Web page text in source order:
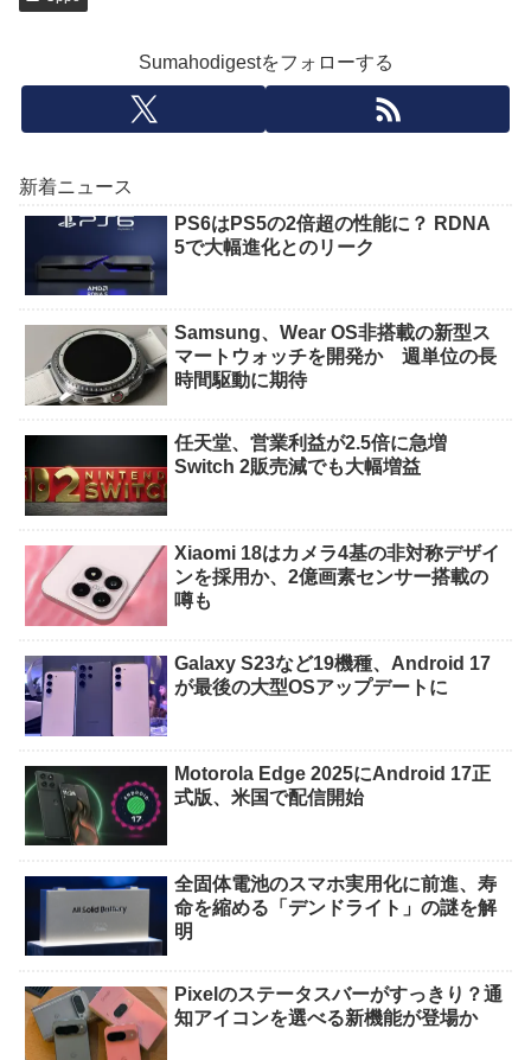
Sumahodigestをフォローする
新着ニュース
PS6はPS5の2倍超の性能に？ RDNA
5で大幅進化とのリーク
Samsung、Wear OS非搭載の新型ス
マートウォッチを開発か 週単位の長
時間駆動に期待
任天堂、営業利益が2.5倍に急増
Switch 2販売減でも大幅増益
Xiaomi 18はカメラ4基の非対称デザイ
ンを採用か、2億画素センサー搭載の
噂も
Galaxy S23など19機種、Android 17
が最後の大型OSアップデートに
Motorola Edge 2025にAndroid 17正
式版、米国で配信開始
全固体電池のスマホ実用化に前進、寿
命を縮める「デンドライト」の謎を解
明
Pixelのステータスバーがすっきり？通
知アイコンを選べる新機能が登場か